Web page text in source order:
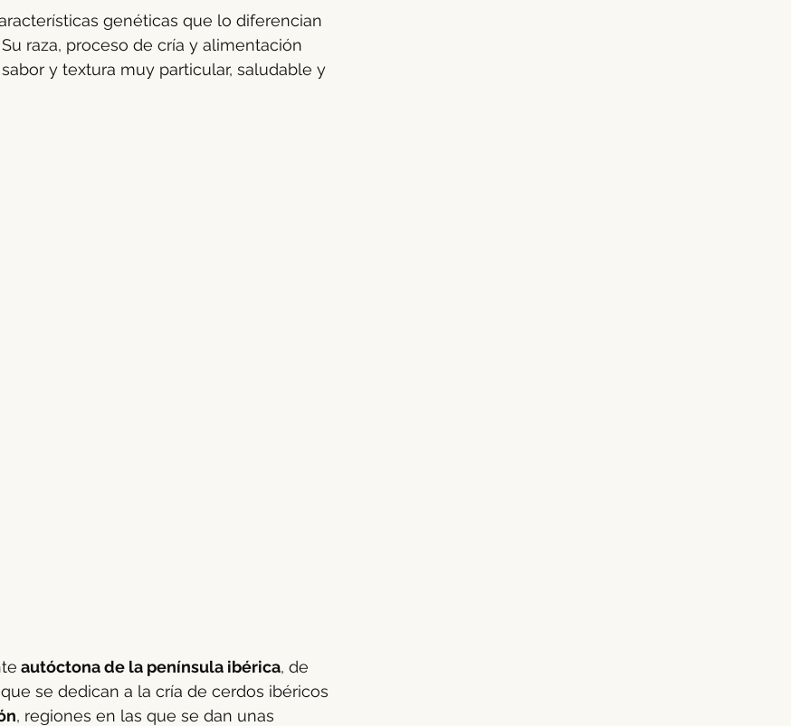
Ganado équido Verano animal
genéticas que lo diferencian
raza, proceso de cría y alimentación
y textura muy particular, saludable y
autóctona de la península ibérica, de
se dedican a la cría de cerdos ibéricos
, regiones en las que se dan unas